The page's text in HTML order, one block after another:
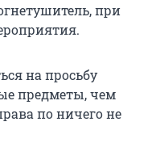
при
на просьбу
предметы, чем
по ничего не